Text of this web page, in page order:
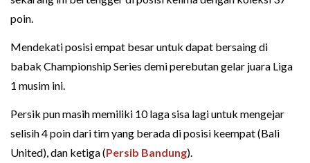
poin.
Mendekati posisi empat besar untuk dapat bersaing di
babak Championship Series demi perebutan gelar juara Liga
1 musim ini.
Persik pun masih memiliki 10 laga sisa lagi untuk mengejar
selisih 4 poin dari tim yang berada di posisi keempat (Bali
United), dan ketiga (Persib Bandung).